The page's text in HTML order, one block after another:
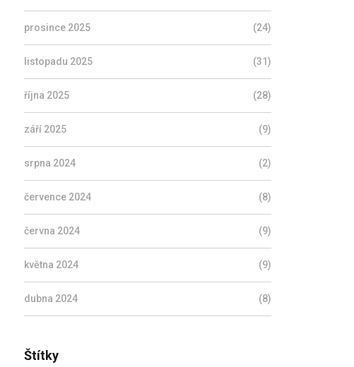
prosince 2025 (24)
listopadu 2025 (31)
října 2025 (28)
září 2025 (9)
srpna 2024 (2)
července 2024 (8)
června 2024 (9)
května 2024 (9)
dubna 2024 (8)
Štítky